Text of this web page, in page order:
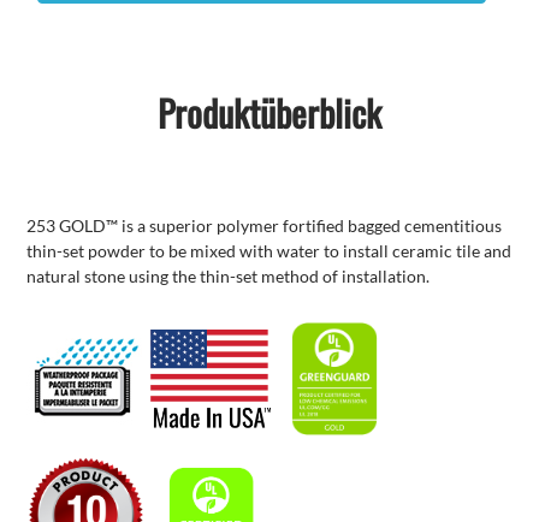
Produktüberblick
253 GOLD™ is a superior polymer fortified bagged cementitious
thin-set powder to be mixed with water to install ceramic tile and
natural stone using the thin-set method of installation.